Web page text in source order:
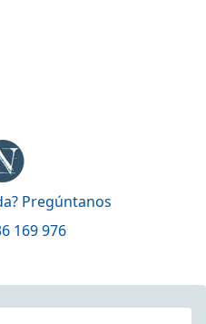
Pregúntanos
169 976